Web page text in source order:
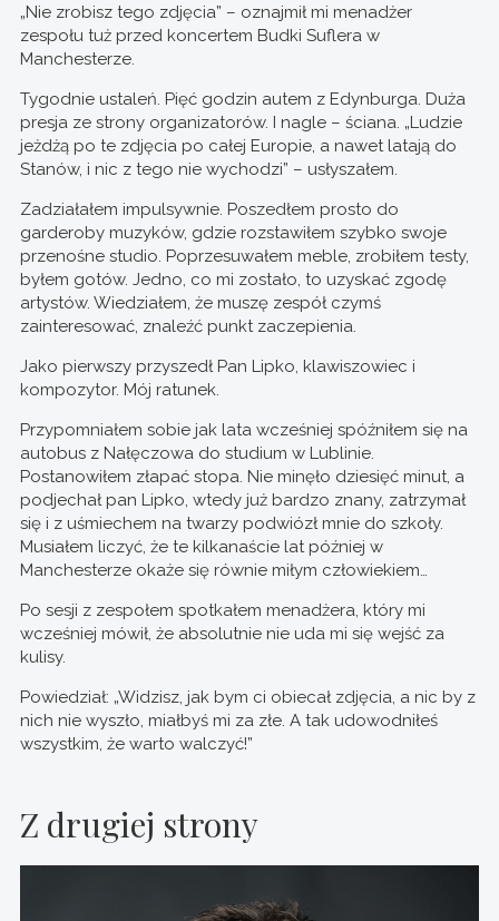
„Nie zrobisz tego zdjęcia” – oznajmił mi menadżer
zespołu tuż przed koncertem Budki Suflera w
Manchesterze.
Tygodnie ustaleń. Pięć godzin autem z Edynburga. Duża
presja ze strony organizatorów. I nagle – ściana. „Ludzie
jeżdżą po te zdjęcia po całej Europie, a nawet latają do
Stanów, i nic z tego nie wychodzi” – usłyszałem.
Zadziałałem impulsywnie. Poszedłem prosto do
garderoby muzyków, gdzie rozstawiłem szybko swoje
przenośne studio. Poprzesuwałem meble, zrobiłem testy,
byłem gotów. Jedno, co mi zostało, to uzyskać zgodę
artystów. Wiedziałem, że muszę zespół czymś
zainteresować, znaleźć punkt zaczepienia.
Jako pierwszy przyszedł Pan Lipko, klawiszowiec i
kompozytor. Mój ratunek.
Przypomniałem sobie jak lata wcześniej spóźniłem się na
autobus z Nałęczowa do studium w Lublinie.
Postanowiłem złapać stopa. Nie minęło dziesięć minut, a
podjechał pan Lipko, wtedy już bardzo znany, zatrzymał
się i z uśmiechem na twarzy podwiózł mnie do szkoły.
Musiałem liczyć, że te kilkanaście lat później w
Manchesterze okaże się równie miłym człowiekiem…
Po sesji z zespołem spotkałem menadżera, który mi
wcześniej mówił, że absolutnie nie uda mi się wejść za
kulisy.
Powiedział: „Widzisz, jak bym ci obiecał zdjęcia, a nic by z
nich nie wyszło, miałbyś mi za złe. A tak udowodniłeś
wszystkim, że warto walczyć!”
Z drugiej strony